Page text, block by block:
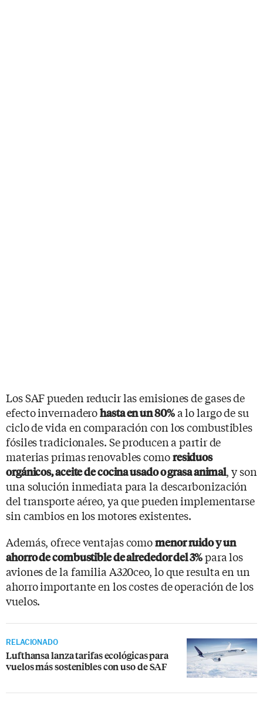
Los SAF pueden reducir las emisiones de gases de
efecto invernaderohasta en un 80%a lo largo de su
ciclo de vida en comparación con los combustibles
fósiles tradicionales. Se producen a partir de
materias primas renovables comoresiduos
orgánicos, aceite de cocina usado o grasa animal, y son
una solución inmediata para la descarbonización
del transporte aéreo, ya que pueden implementarse
sin cambios en los motores existentes.
Además, ofrece ventajas comomenor ruido y un
ahorro de combustible de alrededor del 3%para los
aviones de la familia A320ceo, lo que resulta en un
ahorro importante en los costes de operación de los
vuelos.
RELACIONADO
Lufthansa lanza tarifas ecológicas para
vuelos más sostenibles con uso de SAF